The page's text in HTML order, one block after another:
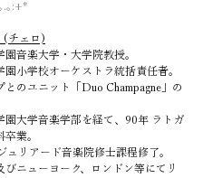
｡.｡:+*
(チェロ)
大学・大学院教授。
校オーケストラ統括責任者。
ニット「Duo Champagne」の
音楽学部を経て、90年 ラトガ
業。
ード音楽院修士課程修了。
ーヨーク、ロンドン等にてリ